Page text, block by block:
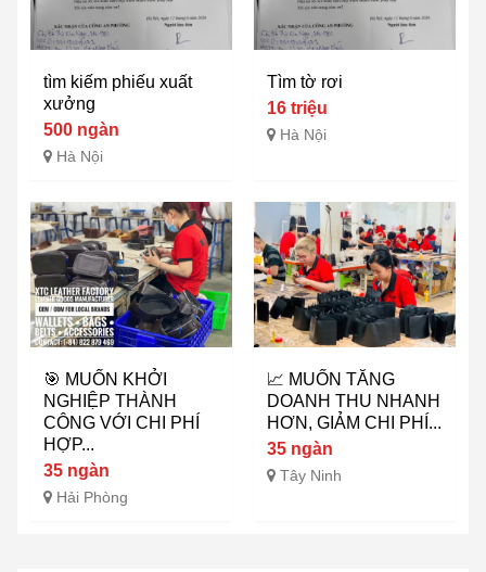
tìm kiếm phiếu xuất
xưởng
500 ngàn
Hà Nội
Tìm tờ rơi
16 triệu
Hà Nội
🎯 MUỐN KHỞI
NGHIỆP THÀNH
CÔNG VỚI CHI PHÍ
HỢP...
35 ngàn
Hải Phòng
📈 MUỐN TĂNG
DOANH THU NHANH
HƠN, GIẢM CHI PHÍ...
35 ngàn
Tây Ninh